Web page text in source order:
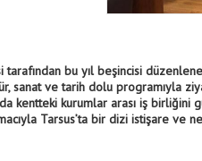
bu yıl beşincisi
sanat ve tarih dolu programıyla
kentteki kurumlar arası iş
Tarsus’ta bir dizi istişare ve